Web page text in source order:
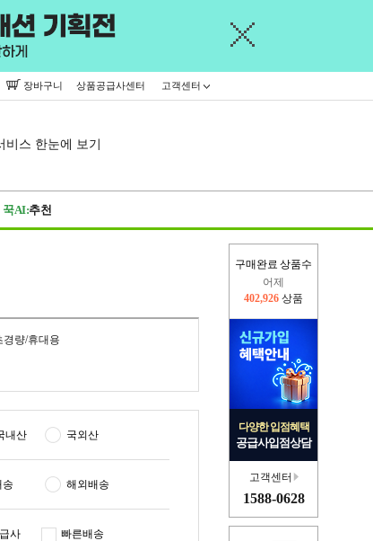
장바구니 상품공급사센터 고객센터
비스 한눈에 보기
꾹AI:추천
구매완료 상품수
어제
402,926 상품
다양한 입점혜택
공급사입점상담
고객센터
1588-0628
경량/휴대용
내산 국외산
송 해외배송
사 빠른배송